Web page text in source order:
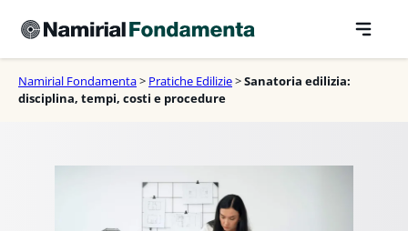
contenuto
Namirial Fondamenta> Pratiche Edilizie>Sanatoria edilizia:
disciplina, tempi, costi e procedure